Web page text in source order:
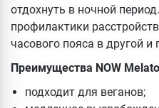
отдохнуть в ночной
профилактики
часового пояса в другой
Преимущества NOW
подходит для веганов;